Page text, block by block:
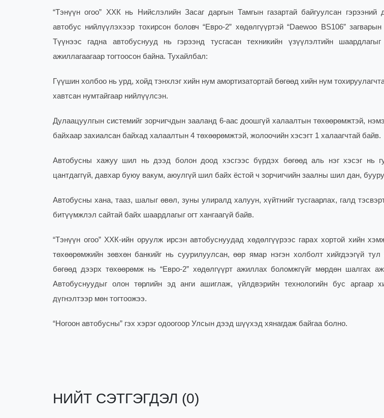
“Тэнүүн огоо” ХХК нь Нийслэлийн Засаг даргын Тамгын газартай байгуулсан гэрээний
автобус нийлүүлэхээр тохирсон боловч “Евро-2” хөдөлгүүртэй “Daewoo BS106”
Түүнээс гадна автобуснууд нь гэрээнд тусгасан техникийн үзүүлэлтийн
ажиллагаагаар тогтоосон байна. Тухайлбал:
Гүүшин холбоо нь урд, хойд тэнхлэг хийн нум амортизатортай бөгөөд хийн нум
хавтсан нумтайгаар нийлүүлсэн.
Дулаацуулгын системийг зорчигчдын зааланд 6-аас доошгүй халаалтын төхөөрөмжтэй,
байхаар захиалсан байхад халаалтын 4 төхөөрөмжтэй, жолоочийн хэсэгт 1 халаагчтай байв.
Автобусны хажуу шил нь дээд болон доод хэсгээс бүрдэх бөгөөд аль нэг хэсэг нь
цантдаггүй, давхар буюу вакум, аюулгүй шил байх ёстой ч зорчигчийн заалны шил дан,
Автобусны хана, тааз, шалыг өвөл, зуны улиралд халуун, хүйтнийг тусгаарлах, галд
битүүмжлэл сайтай байх шаардлагыг огт хангаагүй байв.
“Тэнүүн огоо” ХХК-ийн оруулж ирсэн автобуснуудад хөдөлгүүрээс гарах хортой хийн
төхөөрөмжийн зөвхөн банкийг нь суурилуулсан, өөр ямар нэгэн холболт хийгдээгүй
бөгөөд дээрх төхөөрөмж нь “Евро-2” хөдөлгүүрт ажиллах боломжгүйг мөрдөн шалгах
Автобуснуудыг олон төрлийн эд анги ашиглаж, үйлдвэрийн технологийн бус аргаар
дүгнэлтээр мөн тогтоожээ.
“Ногоон автобусны” гэх хэрэг одоогоор Улсын дээд шүүхэд хянагдаж байгаа болно.
НИЙТ СЭТГЭГДЭЛ (0)